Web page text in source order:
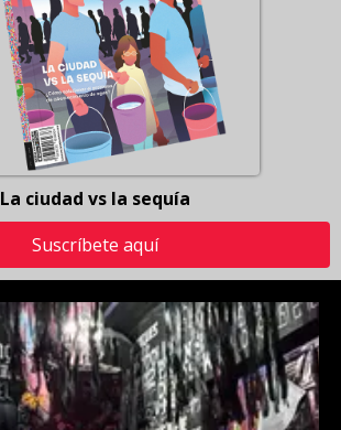
La ciudad vs la sequía
Suscríbete aquí